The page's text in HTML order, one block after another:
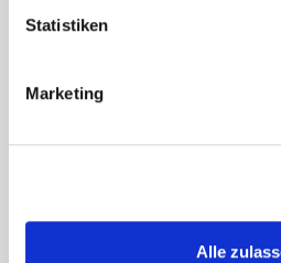
Statistiken
Marketing
Alle
Diesen Weg gehen
G-WEG-Programm umgesetzt.
Sicherheit unserer